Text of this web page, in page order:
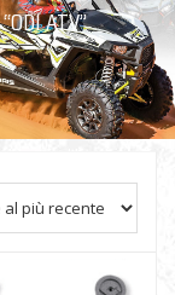
ATV”